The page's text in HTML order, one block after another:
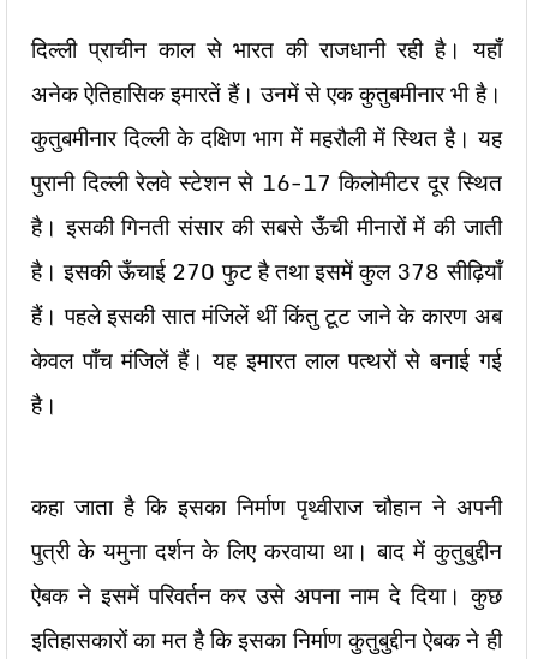
दिल्ली प्राचीन काल से भारत की राजधानी रही है। यहाँ
अनेक ऐतिहासिक इमारतें हैं। उनमें से एक कुतुबमीनार भी है।
कुतुबमीनार दिल्ली के दक्षिण भाग में महरौली में स्थित है। यह
पुरानी दिल्ली रेलवे स्टेशन से 16-17 किलोमीटर दूर स्थित
है। इसकी गिनती संसार की सबसे ऊँची मीनारों में की जाती
है। इसकी ऊँचाई 270 फुट है तथा इसमें कुल 378 सीढ़ियाँ
हैं। पहले इसकी सात मंजिलें थीं किंतु टूट जाने के कारण अब
केवल पाँच मंजिलें हैं। यह इमारत लाल पत्थरों से बनाई गई
है।
कहा जाता है कि इसका निर्माण पृथ्वीराज चौहान ने अपनी
पुत्री के यमुना दर्शन के लिए करवाया था। बाद में कुतुबुद्दीन
ऐबक ने इसमें परिवर्तन कर उसे अपना नाम दे दिया। कुछ
इतिहासकारों का मत है कि इसका निर्माण कुतुबुद्दीन ऐबक ने ही